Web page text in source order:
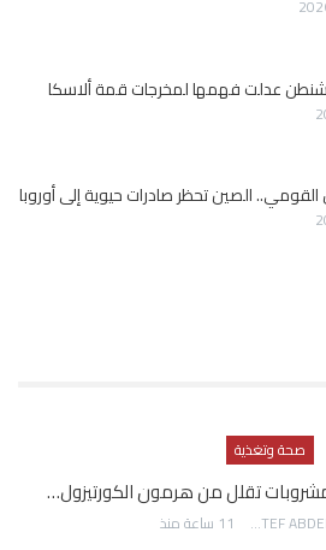
عدلت فهمها لمخرجات قمة ألاسكا
الصين تحظر صادرات حيوية إلى أوروبا
صحة وتغذية
تقلل من هرمون الكورتيزول…
AWATEF ABDELHAMED 11 ساعة منذ